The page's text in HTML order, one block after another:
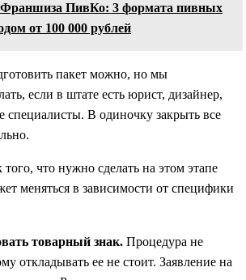
Франшиза ПивКо: 3 формата пивных
от 100 000 рублей
пакет можно, но мы
если в штате есть юрист, дизайнер,
специалисты. В одиночку закрыть все
что нужно сделать на этом этапе
меняться в зависимости от специфики
товарный знак. Процедура не
откладывать ее не стоит. Заявление на